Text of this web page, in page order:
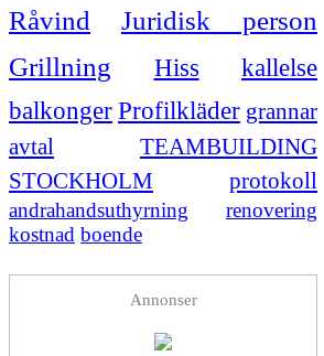
Råvind
Juridisk person
Grillning
Hiss
kallelse
balkongerProfilkläder grannar
avtal
TEAMBUILDING
STOCKHOLM
protokoll
andrahandsuthyrning
renovering
kostnad boende
Annonser